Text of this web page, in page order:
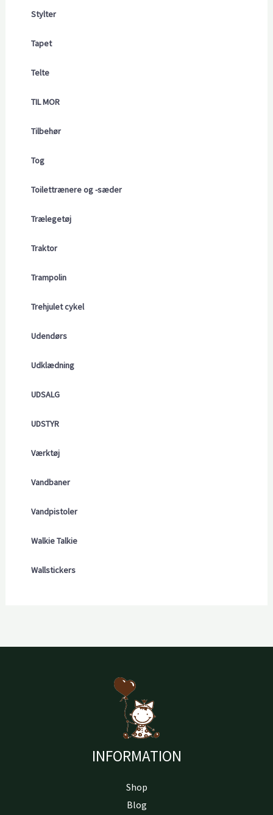
Stylter
Tapet
Telte
TIL MOR
Tilbehør
Tog
Toilettrænere og -sæder
Trælegetøj
Traktor
Trampolin
Trehjulet cykel
Udendørs
Udklædning
UDSALG
UDSTYR
Værktøj
Vandbaner
Vandpistoler
Walkie Talkie
Wallstickers
INFORMATION
Shop
Blog